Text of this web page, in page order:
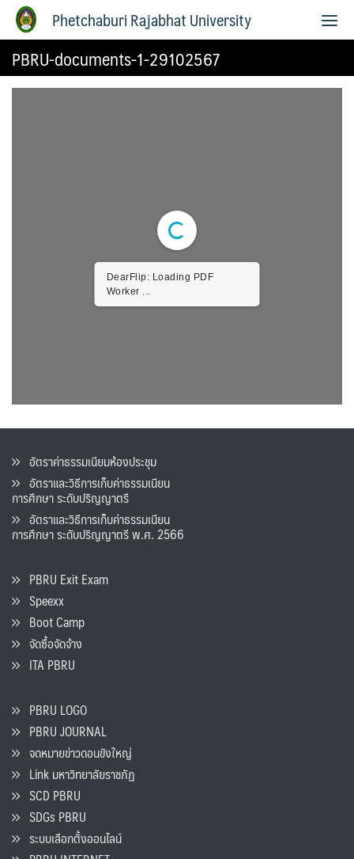
Phetchaburi Rajabhat University
PBRU-documents-1-29102567
DearFlip: Loading PDF
Worker ...
อัตราค่าธรรมเนียมห้องประชุม
อัตราและวิธีการเก็บค่าธรรมเนียน
การศึกษา ระดับปริญญาตรี
อัตราและวิธีการเก็บค่าธรรมเนียน
การศึกษา ระดับปริญญาตรี พ.ศ. 2566
PBRU Exit Exam
Speexx
Boot Camp
จัดซื้อจัดจ้าง
ITA PBRU
PBRU LOGO
PBRU JOURNAL
จดหมายข่าวดอนขังใหญ่
Link มหาวิทยาลัยราชภัฏ
SCD PBRU
SDGs PBRU
ระบบเลือกตั้งออนไลน์